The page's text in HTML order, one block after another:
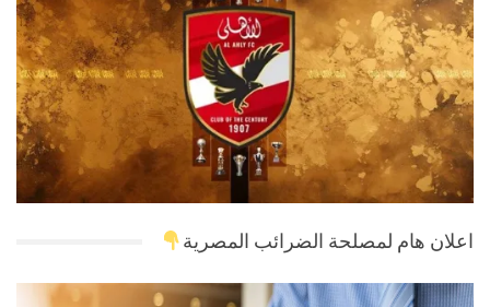
اعلان هام لمصلحة الضرائب المصرية